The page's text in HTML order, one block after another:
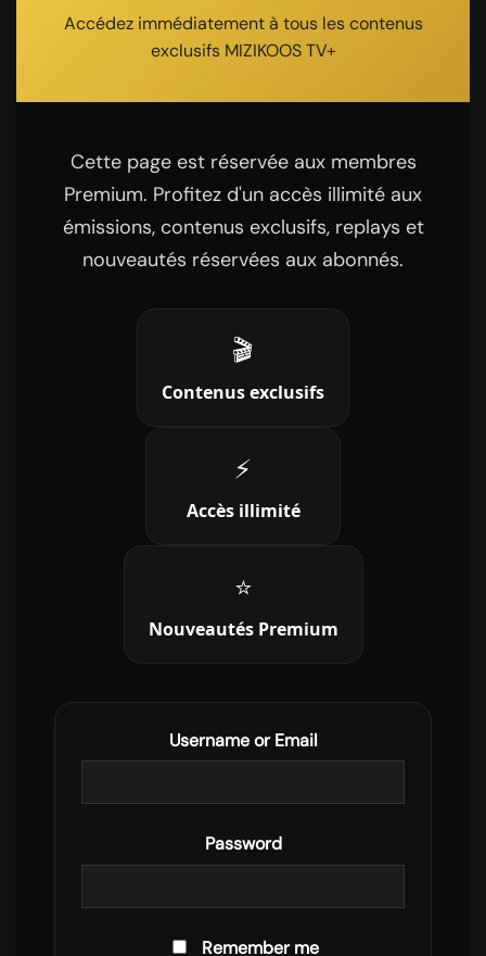
Accédez immédiatement à tous les contenus
exclusifs MIZIKOOS TV+
Cette page est réservée aux membres
Premium. Profitez d'un accès illimité aux
émissions, contenus exclusifs, replays et
nouveautés réservées aux abonnés.
🎬
Contenus exclusifs
⚡
Accès illimité
⭐
Nouveautés Premium
Username or Email
Password
Remember me